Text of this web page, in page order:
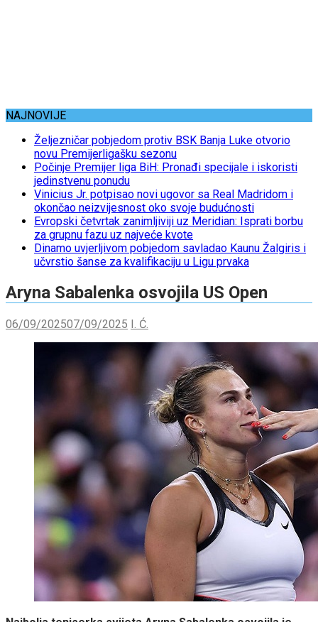
NAJNOVIJE
Željezničar pobjedom protiv BSK Banja Luke otvorio
novu Premijerligašku sezonu
Počinje Premijer liga BiH: Pronađi specijale i iskoristi
jedinstvenu ponudu
Vinicius Jr. potpisao novi ugovor sa Real Madridom i
okončao neizvijesnost oko svoje budućnosti
Evropski četvrtak zanimljiviji uz Meridian: Isprati borbu
za grupnu fazu uz najveće kvote
Dinamo uvjerljivom pobjedom savladao Kaunu Žalgiris i
učvrstio šanse za kvalifikaciju u Ligu prvaka
Aryna Sabalenka osvojila US Open
06/09/202507/09/2025 I. Ć.